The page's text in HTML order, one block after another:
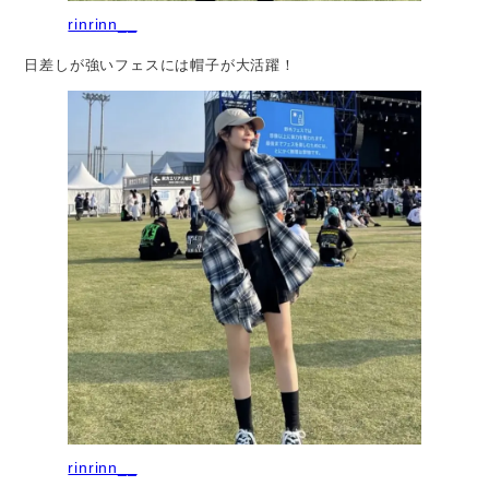
rinrinn__
日差しが強いフェスには帽子が大活躍！
rinrinn__